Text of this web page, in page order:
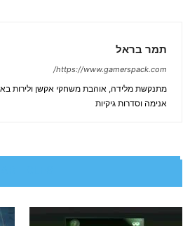
תמר בראל
https://www.gamerspack.com/
מתנקשת מלידה, אוהבת משחקי אקשן ולירות
אנימה וסדרות גיקיות